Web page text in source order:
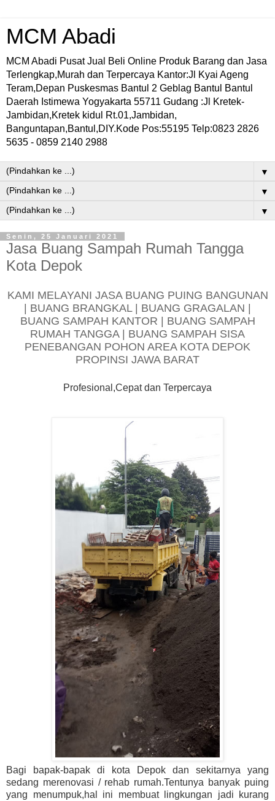
MCM Abadi
MCM Abadi Pusat Jual Beli Online Produk Barang dan Jasa
Terlengkap,Murah dan Terpercaya Kantor:Jl Kyai Ageng
Teram,Depan Puskesmas Bantul 2 Geblag Bantul Bantul
Daerah Istimewa Yogyakarta 55711 Gudang :Jl Kretek-
Jambidan,Kretek kidul Rt.01,Jambidan,
Banguntapan,Bantul,DIY.Kode Pos:55195 Telp:0823 2826
5635 - 0859 2140 2988
▼
▼
▼
Senin, 25 Januari 2021
Jasa Buang Sampah Rumah Tangga
Kota Depok
KAMI MELAYANI JASA BUANG PUING BANGUNAN
| BUANG BRANGKAL | BUANG GRAGALAN |
BUANG SAMPAH KANTOR | BUANG SAMPAH
RUMAH TANGGA | BUANG SAMPAH SISA
PENEBANGAN POHON AREA KOTA DEPOK
PROPINSI JAWA BARAT
Profesional,Cepat dan Terpercaya
Bagi bapak-bapak di kota Depok dan sekitarnya yang
sedang merenovasi / rehab rumah.Tentunya banyak puing
yang menumpuk,hal ini membuat lingkungan jadi kurang